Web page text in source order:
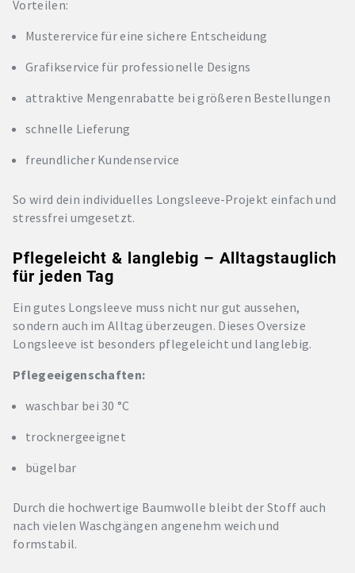
Vorteilen:
Musterervice für eine sichere Entscheidung
Grafikservice für professionelle Designs
attraktive Mengenrabatte bei größeren Bestellungen
schnelle Lieferung
freundlicher Kundenservice
So wird dein individuelles Longsleeve-Projekt einfach und
stressfrei umgesetzt.
Pflegeleicht & langlebig – Alltagstauglich
für jeden Tag
Ein gutes Longsleeve muss nicht nur gut aussehen,
sondern auch im Alltag überzeugen. Dieses Oversize
Longsleeve ist besonders pflegeleicht und langlebig.
Pflegeeigenschaften:
waschbar bei 30 °C
trocknergeeignet
bügelbar
Durch die hochwertige Baumwolle bleibt der Stoff auch
nach vielen Waschgängen angenehm weich und
formstabil.